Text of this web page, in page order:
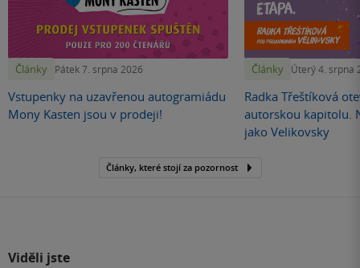
Články Pátek 7. srpna 2026
Vstupenky na uzavřenou autogramiádu
Mony Kasten jsou v prodeji!
Články Úterý 4. srpna
Radka Třeštíková
autorskou kapitolu.
jako Velikovsky
Články, které stojí za pozornost
Viděli jste